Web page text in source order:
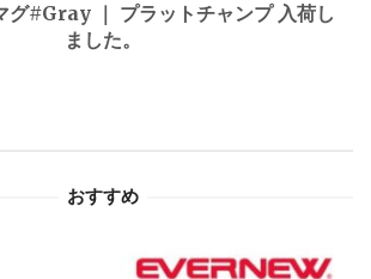
グ#Gray ｜ プラットチャンプ 入荷し
ました。
おすすめ